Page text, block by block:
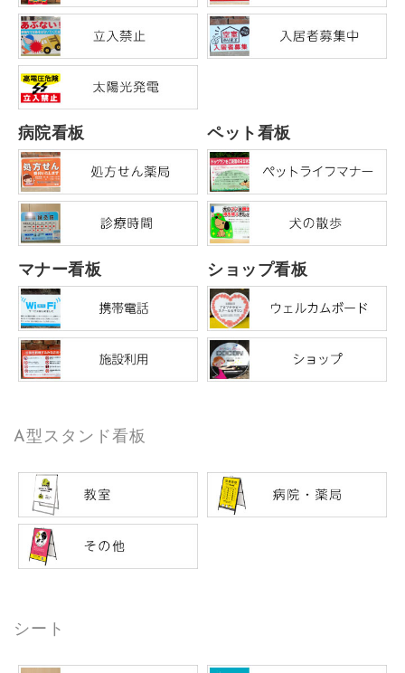
病院看板 ペット看板
マナー看板 ショップ看板
A型スタンド看板
シート